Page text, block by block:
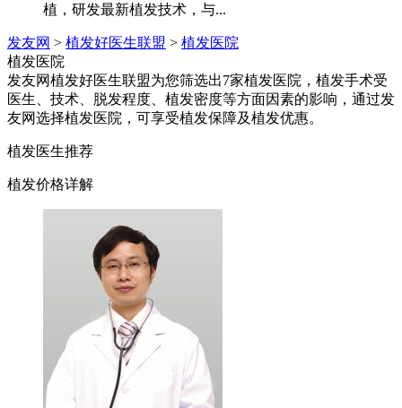
植，研发最新植发技术，与...
发友网 > 植发好医生联盟 > 植发医院
植发医院
发友网植发好医生联盟为您筛选出7家植发医院，植发手术受
医生、技术、脱发程度、植发密度等方面因素的影响，通过发
友网选择植发医院，可享受植发保障及植发优惠。
植发医生推荐
植发价格详解